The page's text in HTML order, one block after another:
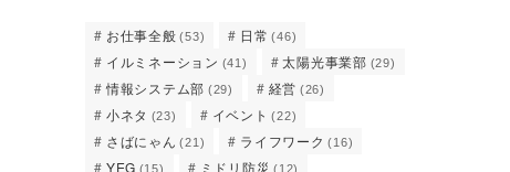
お仕事全般 (53) 日常 (46)
イルミネーション (41) 太陽光事業部 (29)
情報システム部 (29) 経営 (26)
小ネタ (23) イベント (22)
さばにゃん (21) ライフワーク (16)
YEG (15) ミドリ防災 (12)